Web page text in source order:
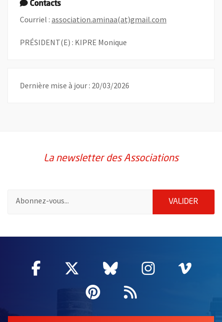
Contacts
Courriel : association.aminaa(at)gmail.com
PRÉSIDENT(E) : KIPRE Monique
Dernière mise à jour : 20/03/2026
La newsletter des Associations
VALIDER
Facebook
, Ouvre une nouvelle fenêtre
Twitter
, Ouvre une nouvelle
Bluesky
, Ouvre une
Instagram
, Ouvre
,
Pinterest
, Ouvre une
Flux RSS